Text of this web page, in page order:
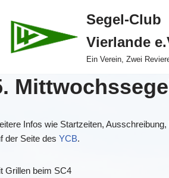
Zum
Inhalt
Segel-Club
Vierlande
Ein Verein, Zwei
Infos wie Startzeiten,
der Seite des YCB.
Grillen beim SC4